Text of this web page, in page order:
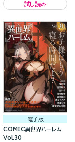
試し読み
電子版
COMIC異世界ハーレム
Vol.30